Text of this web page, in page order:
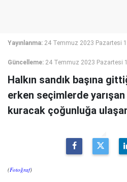
Yayınlanma: 24 Temmuz 2023 Pazartesi
Güncelleme: 24 Temmuz 2023 Pazartesi
Halkın sandık başına
erken seçimlerde
kuracak çoğunluğa
(Fotoğraf)